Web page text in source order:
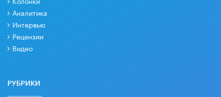
Аналитика
Интервью
Рецензии
Видео
РУБРИКИ